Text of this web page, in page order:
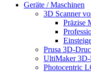
Geräte / Maschinen
3D Scanner
Präzise
Prusa 3D-
UltiMaker
Photocentric